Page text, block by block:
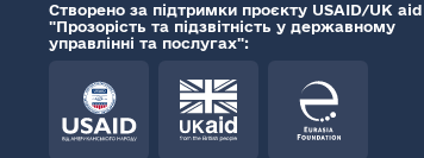
Створено за підтримки проєкту USAID/UK aid
"Прозорість та підзвітність у державному
управлінні та послугах":